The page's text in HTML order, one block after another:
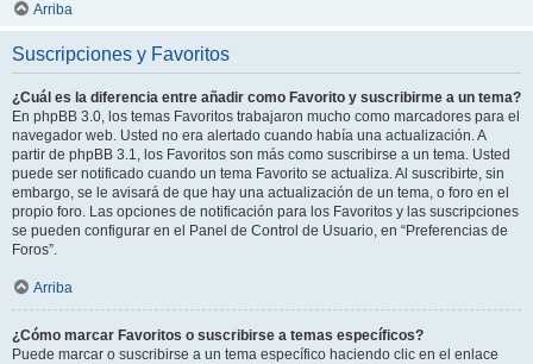
Arriba
Suscripciones y Favoritos
¿Cuál es la diferencia entre añadir como Favorito y suscribirme a un tema?
En phpBB 3.0, los temas Favoritos trabajaron mucho como marcadores para el
navegador web. Usted no era alertado cuando había una actualización. A
partir de phpBB 3.1, los Favoritos son más como suscribirse a un tema. Usted
puede ser notificado cuando un tema Favorito se actualiza. Al suscribirte, sin
embargo, se le avisará de que hay una actualización de un tema, o foro en el
propio foro. Las opciones de notificación para los Favoritos y las suscripciones
se pueden configurar en el Panel de Control de Usuario, en “Preferencias de
Foros”.
Arriba
¿Cómo marcar Favoritos o suscribirse a temas específicos?
Puede marcar o suscribirse a un tema específico haciendo clic en el enlace